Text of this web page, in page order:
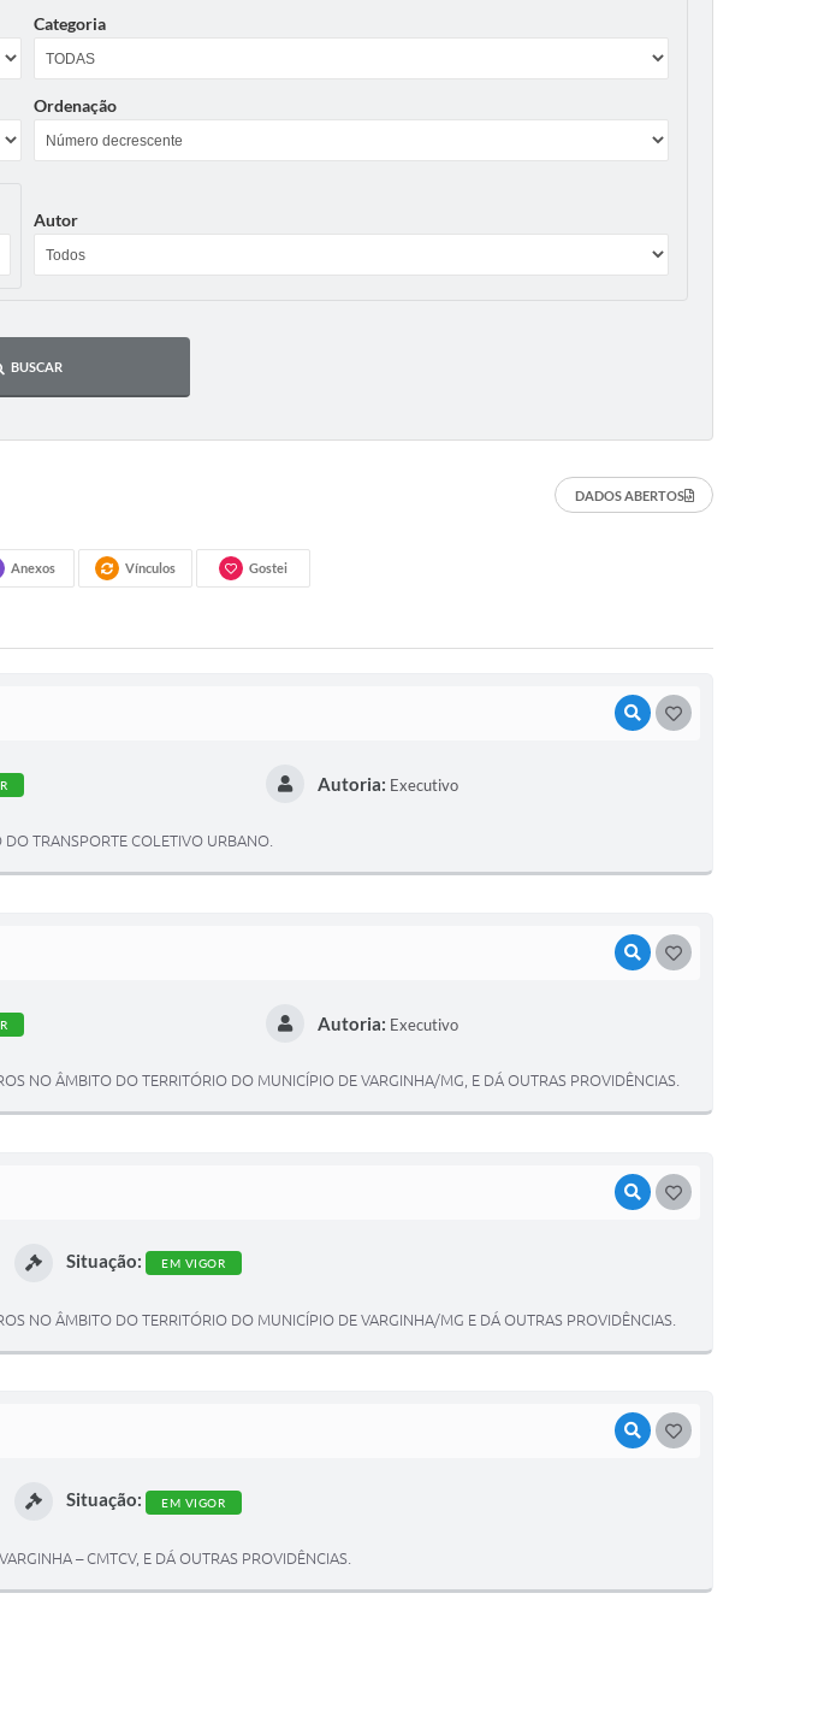
Categoria
Ordenação
Autor
BUSCAR
DADOS ABERTOS
Anexos Vínculos Gostei
VISUALIZAR
Autoria: Executivo
TRANSPORTE COLETIVO URBANO.
VISUALIZAR
Autoria: Executivo
NO ÂMBITO DO TERRITÓRIO DO MUNICÍPIO DE VARGINHA/MG, E DÁ OUTRAS PROVIDÊNCIAS.
VISUALIZAR
Situação: EM VIGOR
NO ÂMBITO DO TERRITÓRIO DO MUNICÍPIO DE VARGINHA/MG E DÁ OUTRAS PROVIDÊNCIAS.
VISUALIZAR
Situação: EM VIGOR
– CMTCV, E DÁ OUTRAS PROVIDÊNCIAS.